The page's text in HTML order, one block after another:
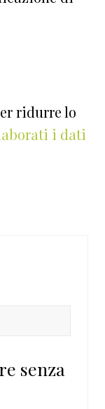
ridurre lo
i dati
senza